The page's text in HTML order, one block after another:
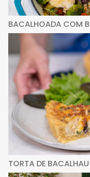
BACALHOADA COM
TORTA DE BACALHAU